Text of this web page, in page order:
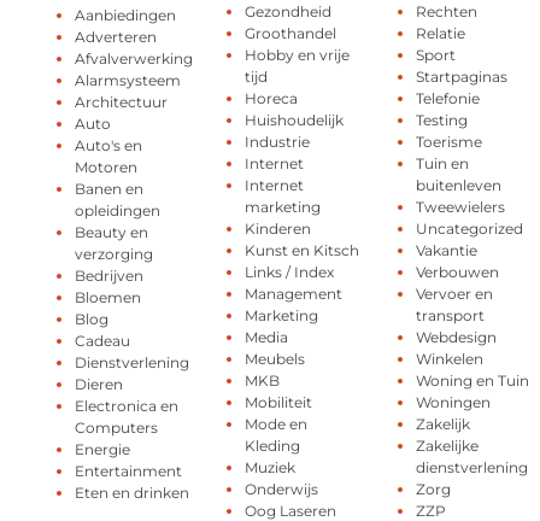
Aanbiedingen
Adverteren
Afvalverwerking
Alarmsysteem
Architectuur
Auto
Auto's en
Motoren
Banen en
opleidingen
Beauty en
verzorging
Bedrijven
Bloemen
Blog
Cadeau
Dienstverlening
Dieren
Electronica en
Computers
Energie
Entertainment
Eten en drinken
Gezondheid
Groothandel
Hobby en vrije
tijd
Horeca
Huishoudelijk
Industrie
Internet
Internet
marketing
Kinderen
Kunst en Kitsch
Links / Index
Management
Marketing
Media
Meubels
MKB
Mobiliteit
Mode en
Kleding
Muziek
Onderwijs
Oog Laseren
Rechten
Relatie
Sport
Startpaginas
Telefonie
Testing
Toerisme
Tuin en
buitenleven
Tweewielers
Uncategorized
Vakantie
Verbouwen
Vervoer en
transport
Webdesign
Winkelen
Woning en Tuin
Woningen
Zakelijk
Zakelijke
dienstverlening
Zorg
ZZP